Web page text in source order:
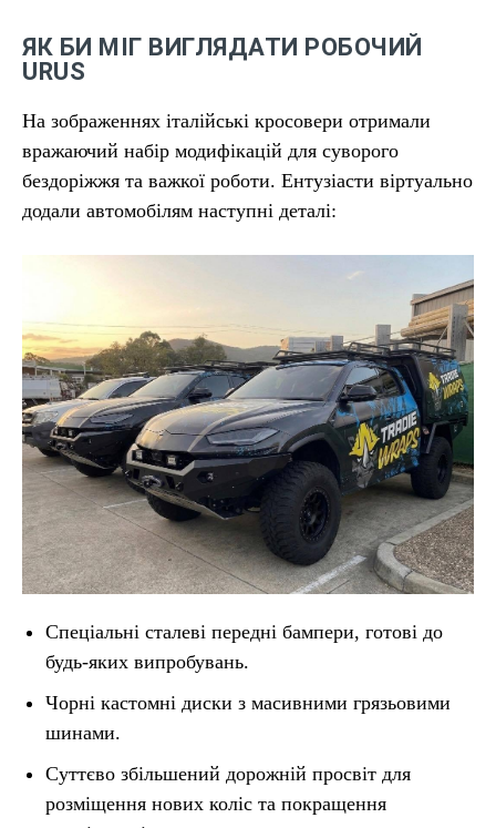
ЯК БИ МІГ ВИГЛЯДАТИ РОБОЧИЙ
URUS
На зображеннях італійські кросовери отримали
вражаючий набір модифікацій для суворого
бездоріжжя та важкої роботи. Ентузіасти віртуально
додали автомобілям наступні деталі:
Спеціальні сталеві передні бампери, готові до
будь-яких випробувань.
Чорні кастомні диски з масивними грязьовими
шинами.
Суттєво збільшений дорожній просвіт для
розміщення нових коліс та покращення